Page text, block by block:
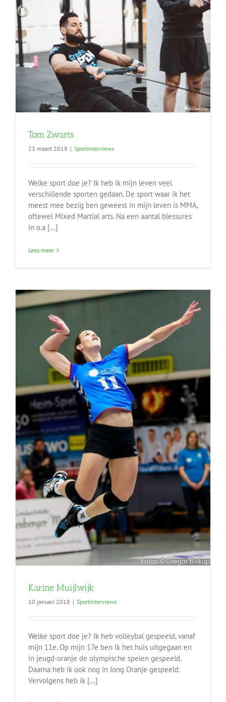
Tom Zwarts
23 maart 2018 | Sportinterviews
Welke sport doe je? Ik heb ik mijn leven veel
verschillende sporten gedaan. De sport waar ik het
meest mee bezig ben geweest in mijn leven is MMA,
oftewel Mixed Martial arts. Na een aantal blessures
in o.a [...]
Lees meer
Karine Muijlwijk
10 januari 2018 | Sportinterviews
Welke sport doe je? Ik heb volleybal gespeeld, vanaf
mijn 11e. Op mijn 17e ben ik het huis uitgegaan en
in jeugd-oranje de olympische spelen gespeeld.
Daarna heb ik ook nog in Jong Oranje gespeeld.
Vervolgens heb ik [...]